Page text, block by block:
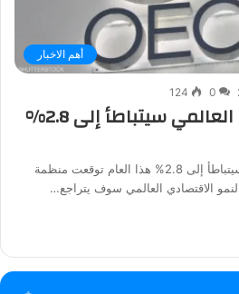
أهم الاخبار
0
124
OECD: نمو الاقتصاد العالمي سيتباطأ إلى 2.8%
OECD: نمو الاقتصاد العالمي سيتباطأ إلى 2.8% هذا العام توقعت منظمة
النمو الاقتصادي العالمي سوف يتراجع…